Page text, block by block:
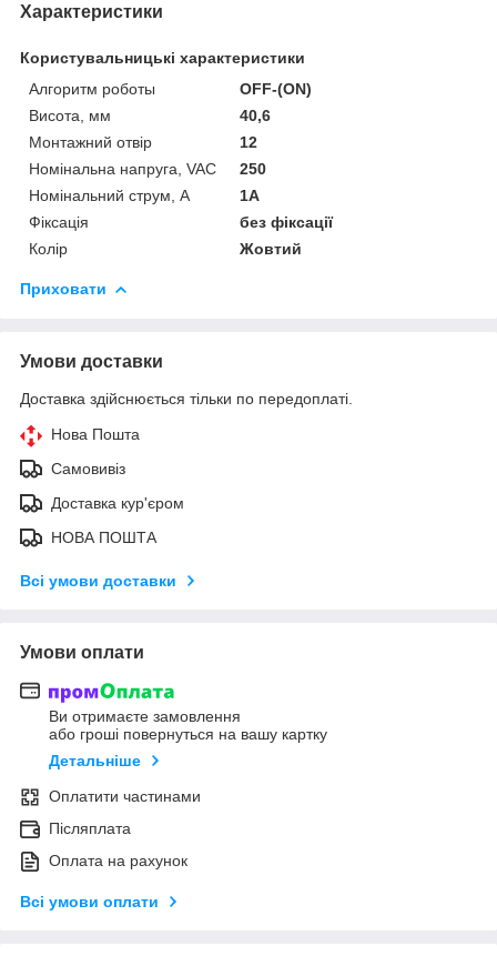
Характеристики
Користувальницькі характеристики
Алгоритм роботы
OFF-(ON)
Висота, мм
40,6
Монтажний отвір
12
Номінальна напруга, VAC
250
Номінальний струм, А
1А
Фіксація
без фіксації
Колір
Жовтий
Приховати
Умови доставки
Доставка здійснюється тільки по передоплаті.
Нова Пошта
Самовивіз
Доставка кур'єром
НОВА ПОШТА
Всі умови доставки
Умови оплати
Ви отримаєте замовлення
або гроші повернуться на вашу картку
Детальніше
Оплатити частинами
Післяплата
Оплата на рахунок
Всі умови оплати